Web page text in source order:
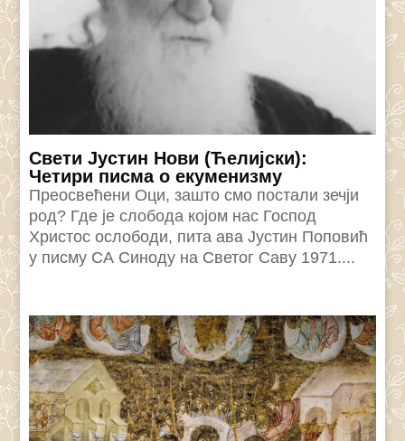
Свети Јустин Нови (Ћелијски):
Четири писма о екуменизму
Преосвећени Оци, зашто смо постали зечји
род? Где је слобода којом нас Господ
Христос ослободи, пита ава Јустин Поповић
у писму СА Синоду на Светог Саву 1971....